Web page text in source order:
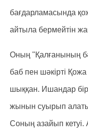
бағдарламасында
айтыла бермейтін
Оның "Қалғанының
баб пен шәкірті
шыққан. Ишандар бір
жынын суырып
Соның азайып